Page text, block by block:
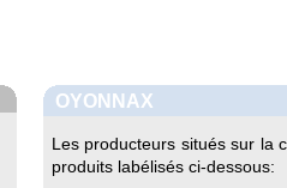
OYONNAX
Les producteurs situés sur la
produits labélisés ci-dessous: